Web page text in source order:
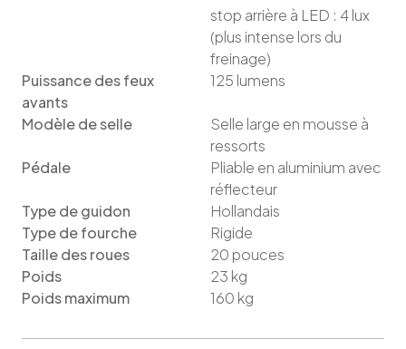
stop arrière à LED : 4 lux
(plus intense lors du
freinage)
Puissance des feux
avants
125 lumens
Modèle de selle
Selle large en mousse à
ressorts
Pédale
Pliable en aluminium avec
réflecteur
Type de guidon
Hollandais
Type de fourche
Rigide
Taille des roues
20 pouces
Poids
23 kg
Poids maximum
160 kg